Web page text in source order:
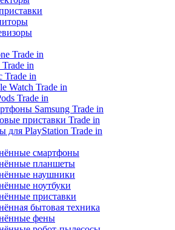
Trade in
Trade in
Trade in
Watch Trade in
Trade in
Samsung Trade in
приставки Trade in
для PlayStation Trade in
смартфоны
планшеты
наушники
ноутбуки
приставки
бытовая техника
фены